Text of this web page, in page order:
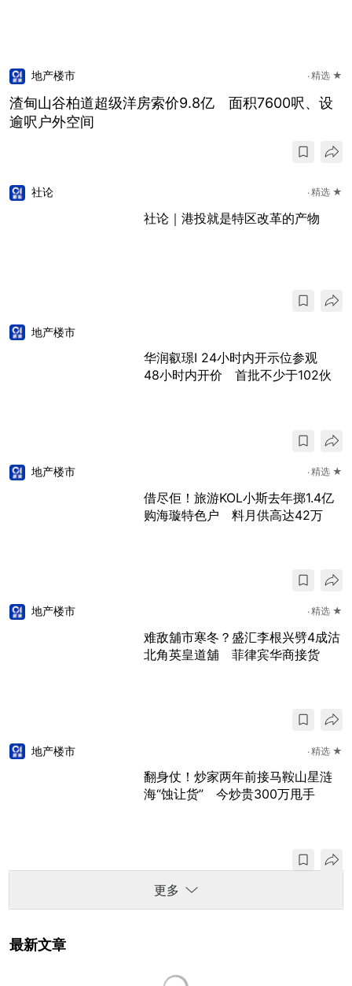
更多
地产楼市 精选 ★
渣甸山谷柏道超级洋房索价9.8亿 面积7600呎、设
逾呎户外空间
社论 精选 ★
社论｜港投就是特区改革的产物
地产楼市
华润叡璟I 24小时内开示位参观
48小时内开价 首批不少于102伙
地产楼市 精选 ★
借尽佢！旅游KOL小斯去年掷1.4亿
购海璇特色户 料月供高达42万
地产楼市 精选 ★
难敌舖市寒冬？盛汇李根兴劈4成沽
北角英皇道舖 菲律宾华商接货
地产楼市 精选 ★
翻身仗！炒家两年前接马鞍山星涟
海“蚀让货” 今炒贵300万甩手
最新文章